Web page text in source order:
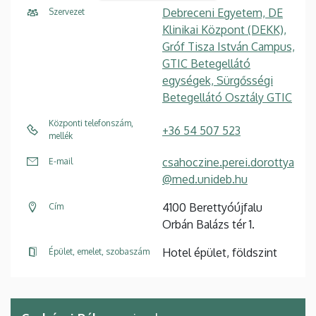
Szervezet
Debreceni Egyetem, DE
Klinikai Központ (DEKK),
Gróf Tisza István Campus,
GTIC Betegellátó
egységek, Sürgősségi
Betegellátó Osztály GTIC
Központi telefonszám,
mellék
+36 54 507 523
E-mail
csahoczine.perei.dorottya
@med.unideb.hu
Cím
4100 Berettyóújfalu
Orbán Balázs tér 1.
Épület, emelet, szobaszám Hotel épület, földszint